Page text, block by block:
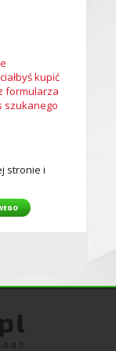
kupić
formularza
szukanego
stronie i